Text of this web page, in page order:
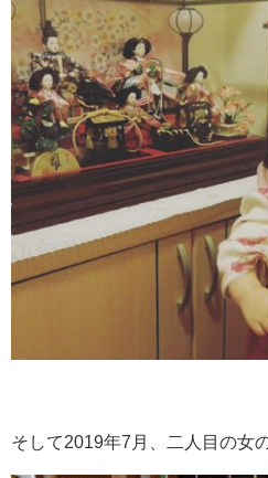
そして2019年7月、二人目の女